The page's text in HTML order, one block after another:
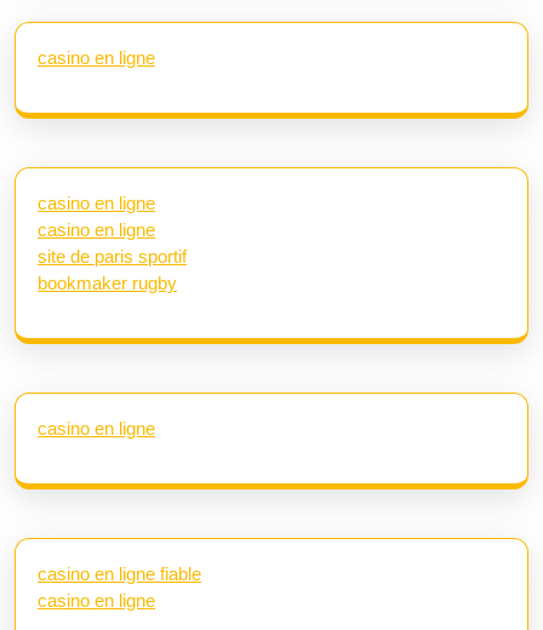
casino en ligne
casino en ligne
casino en ligne
site de paris sportif
bookmaker rugby
casino en ligne
casino en ligne fiable
casino en ligne